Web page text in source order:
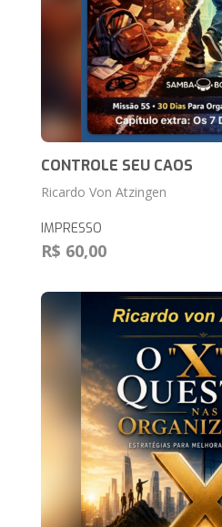
CONTROLE SEU CAOS
Ricardo Von Atzingen
IMPRESSO
R$ 60,00